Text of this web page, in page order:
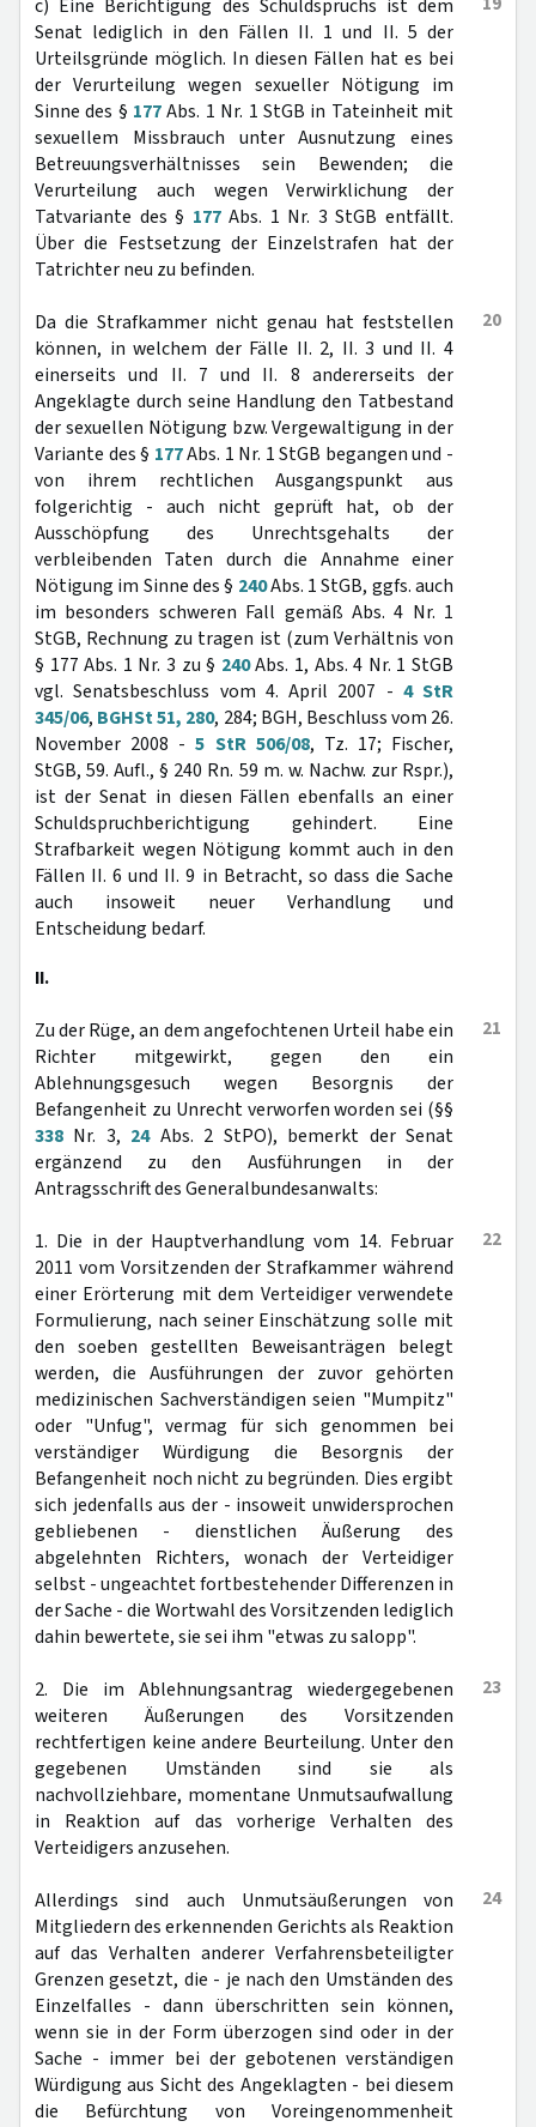
c) Eine Berichtigung des Schuldspruchs ist dem
Senat lediglich in den Fällen II. 1 und II. 5 der
Urteilsgründe möglich. In diesen Fällen hat es bei
der Verurteilung wegen sexueller Nötigung im
Sinne des § 177Abs. 1 Nr. 1 StGB in Tateinheit mit
sexuellem Missbrauch unter Ausnutzung eines
Betreuungsverhältnisses sein Bewenden; die
Verurteilung auch wegen Verwirklichung der
Tatvariante des § 177Abs. 1 Nr. 3 StGB entfällt.
Über die Festsetzung der Einzelstrafen hat der
Tatrichter neu zu befinden.
20
Da die Strafkammer nicht genau hat feststellen
können, in welchem der Fälle II. 2, II. 3 und II. 4
einerseits und II. 7 und II. 8 andererseits der
Angeklagte durch seine Handlung den Tatbestand
der sexuellen Nötigung bzw. Vergewaltigung in der
Variante des § 177Abs. 1 Nr. 1 StGB begangen und -
von ihrem rechtlichen Ausgangspunkt aus
folgerichtig - auch nicht geprüft hat, ob der
Ausschöpfung des Unrechtsgehalts der
verbleibenden Taten durch die Annahme einer
Nötigung im Sinne des § 240Abs. 1 StGB, ggfs. auch
im besonders schweren Fall gemäß Abs. 4 Nr. 1
StGB, Rechnung zu tragen ist (zum Verhältnis von
§ 177 Abs. 1 Nr. 3 zu § 240Abs. 1, Abs. 4 Nr. 1 StGB
vgl. Senatsbeschluss vom 4. April 2007 - 4 StR
345/06, BGHSt 51, 280, 284; BGH, Beschluss vom 26.
November 2008 -5 StR 506/08, Tz. 17; Fischer,
StGB, 59. Aufl., § 240 Rn. 59 m. w. Nachw. zur Rspr.),
ist der Senat in diesen Fällen ebenfalls an einer
Schuldspruchberichtigung gehindert. Eine
Strafbarkeit wegen Nötigung kommt auch in den
Fällen II. 6 und II. 9 in Betracht, so dass die Sache
auch insoweit neuer Verhandlung und
Entscheidung bedarf.
II.
21
Zu der Rüge, an dem angefochtenen Urteil habe ein
Richter mitgewirkt, gegen den ein
Ablehnungsgesuch wegen Besorgnis der
Befangenheit zu Unrecht verworfen worden sei (§§
338 Nr. 3, 24Abs. 2 StPO), bemerkt der Senat
ergänzend zu den Ausführungen in der
Antragsschrift des Generalbundesanwalts:
22
1. Die in der Hauptverhandlung vom 14. Februar
2011 vom Vorsitzenden der Strafkammer während
einer Erörterung mit dem Verteidiger verwendete
Formulierung, nach seiner Einschätzung solle mit
den soeben gestellten Beweisanträgen belegt
werden, die Ausführungen der zuvor gehörten
medizinischen Sachverständigen seien "Mumpitz"
oder "Unfug", vermag für sich genommen bei
verständiger Würdigung die Besorgnis der
Befangenheit noch nicht zu begründen. Dies ergibt
sich jedenfalls aus der - insoweit unwidersprochen
gebliebenen - dienstlichen Äußerung des
abgelehnten Richters, wonach der Verteidiger
selbst - ungeachtet fortbestehender Differenzen in
der Sache - die Wortwahl des Vorsitzenden lediglich
dahin bewertete, sie sei ihm "etwas zu salopp".
23
2. Die im Ablehnungsantrag wiedergegebenen
weiteren Äußerungen des Vorsitzenden
rechtfertigen keine andere Beurteilung. Unter den
gegebenen Umständen sind sie als
nachvollziehbare, momentane Unmutsaufwallung
in Reaktion auf das vorherige Verhalten des
Verteidigers anzusehen.
24
Allerdings sind auch Unmutsäußerungen von
Mitgliedern des erkennenden Gerichts als Reaktion
auf das Verhalten anderer Verfahrensbeteiligter
Grenzen gesetzt, die - je nach den Umständen des
Einzelfalles - dann überschritten sein können,
wenn sie in der Form überzogen sind oder in der
Sache - immer bei der gebotenen verständigen
Würdigung aus Sicht des Angeklagten - bei diesem
die Befürchtung von Voreingenommenheit